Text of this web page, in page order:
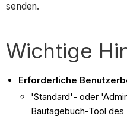
senden.
Wichtige
Erforderliche
'Standard'- oder
Bautagebuch-Tool des